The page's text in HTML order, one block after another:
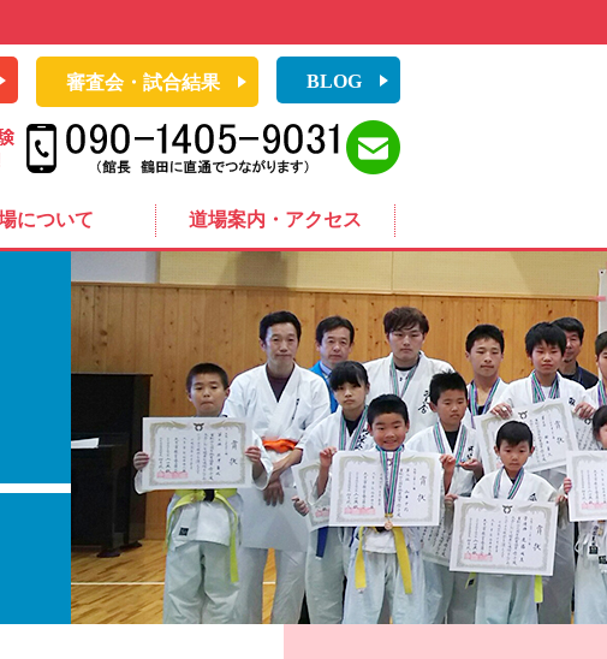
審査会・試合結果 BLOG
について 道場案内・アクセス